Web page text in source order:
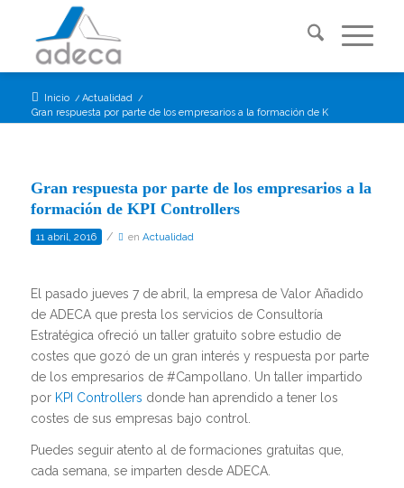
Inicio / Actualidad /
Gran respuesta por parte de los empresarios a la formación de KPI Cont...
Gran respuesta por parte de los empresarios a la
formación de KPI Controllers
11 abril, 2016 / en Actualidad
El pasado jueves 7 de abril, la empresa de Valor Añadido
de ADECA que presta los servicios de Consultoría
Estratégica ofreció un taller gratuito sobre estudio de
costes que gozó de un gran interés y respuesta por parte
de los empresarios de #Campollano. Un taller impartido
por KPI Controllers donde han aprendido a tener los
costes de sus empresas bajo control.
Puedes seguir atento al de formaciones gratuitas que,
cada semana, se imparten desde ADECA.